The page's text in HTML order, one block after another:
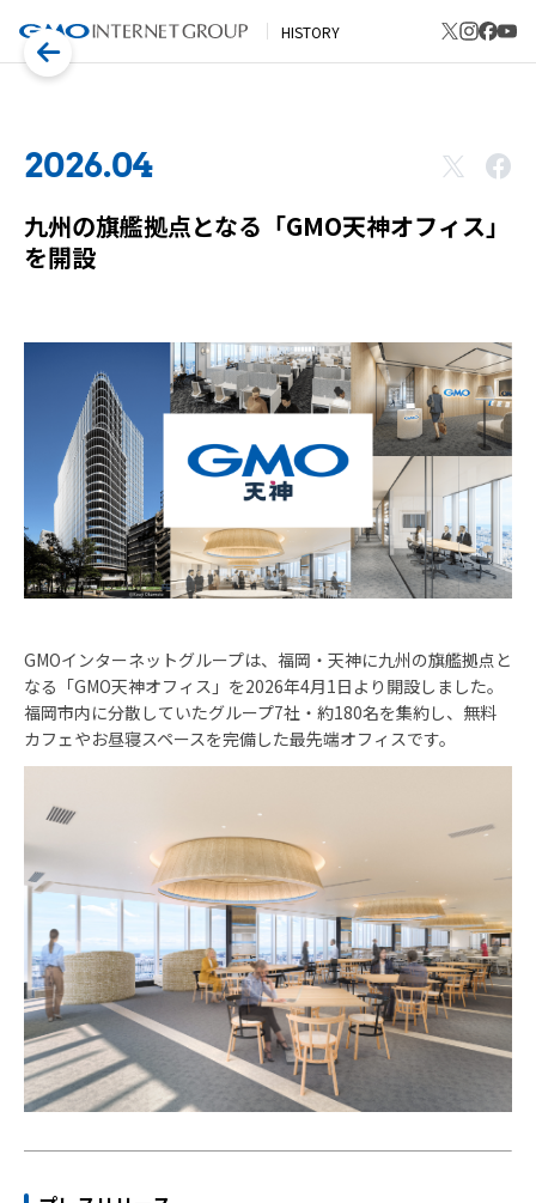
HISTORY
2026.04
九州の旗艦拠点となる「GMO天神オフィス」
を開設
GMOインターネットグループは、福岡・天神に九州の旗艦拠点と
なる「GMO天神オフィス」を2026年4月1日より開設しました。
福岡市内に分散していたグループ7社・約180名を集約し、無料
カフェやお昼寝スペースを完備した最先端オフィスです。